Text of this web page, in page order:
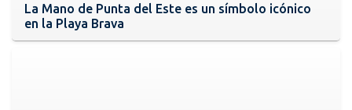
La Mano de Punta del Este es un símbolo icónico
en la Playa Brava